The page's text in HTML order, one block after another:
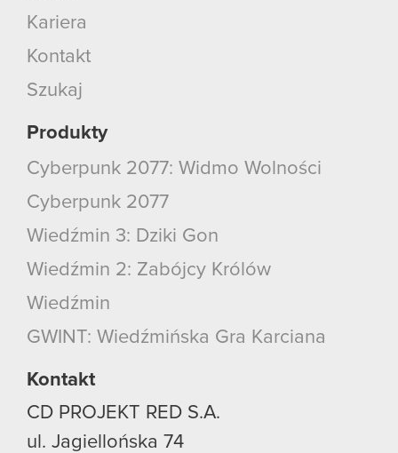
Kariera
Kontakt
Szukaj
Produkty
Cyberpunk 2077: Widmo Wolności
Cyberpunk 2077
Wiedźmin 3: Dziki Gon
Wiedźmin 2: Zabójcy Królów
Wiedźmin
GWINT: Wiedźmińska Gra Karciana
Kontakt
CD PROJEKT RED S.A.
ul. Jagiellońska 74